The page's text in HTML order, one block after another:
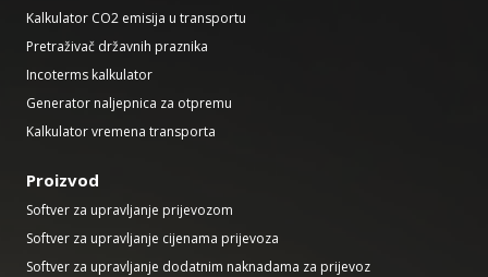
Kalkulator CO2 emisija u transportu
Pretraživač državnih praznika
Incoterms kalkulator
Generator naljepnica za otpremu
Kalkulator vremena transporta
Proizvod
Softver za upravljanje prijevozom
Softver za upravljanje cijenama prijevoza
Softver za upravljanje dodatnim naknadama za prijevoz